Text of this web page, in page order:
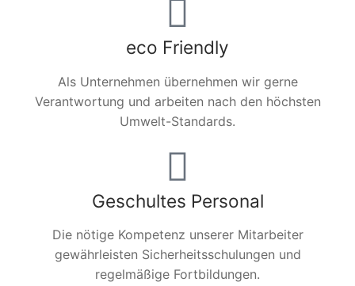
eco Friendly
Als Unternehmen übernehmen wir gerne
Verantwortung und arbeiten nach den höchsten
Umwelt-Standards.
Geschultes Personal
Die nötige Kompetenz unserer Mitarbeiter
gewährleisten Sicherheitsschulungen und
regelmäßige Fortbildungen.